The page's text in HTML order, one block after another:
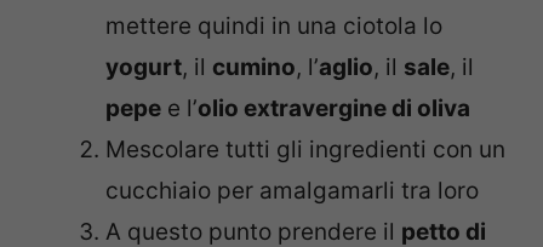
mettere quindi in una ciotola lo
yogurt, il cumino, l’aglio, il sale, il
pepe e l’olio extravergine di oliva
Mescolare tutti gli ingredienti con un
cucchiaio per amalgamarli tra loro
A questo punto prendere il petto di